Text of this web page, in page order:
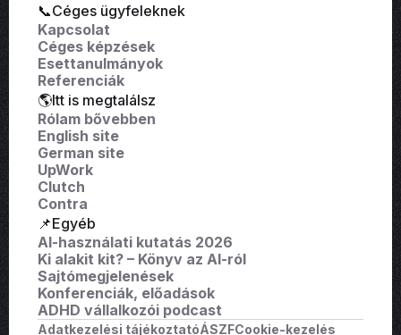
📞Céges ügyfeleknek
Kapcsolat
Céges képzések
Esettanulmányok
Referenciák
🌎Itt is megtalálsz
Rólam bővebben
English site
German site
UpWork
Clutch
Contra
📌Egyéb
AI-használati kutatás 2026
Ki alakit kit? – Könyv az AI-ról
Sajtómegjelenések
Konferenciák, előadások
ADHD vállalkozói podcast
Adatkezelési tájékoztatóÁSZFCookie-kezelés